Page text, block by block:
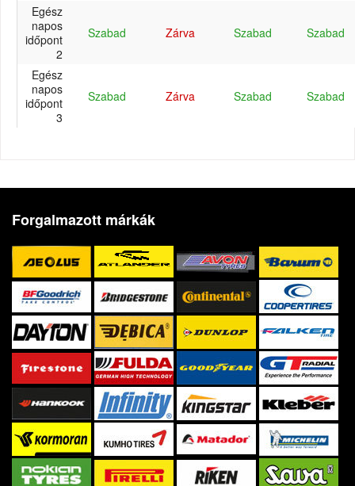
Egész
napos
időpont
2
Szabad Zárva Szabad Szabad
Egész
napos
időpont
3
Szabad Zárva Szabad Szabad
Forgalmazott márkák